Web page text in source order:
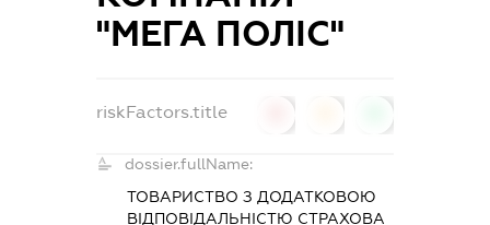
"МЕГА ПОЛІС"
riskFactors.title
dossier.fullName:
ТОВАРИСТВО З ДОДАТКОВОЮ
ВІДПОВІДАЛЬНІСТЮ СТРАХОВА